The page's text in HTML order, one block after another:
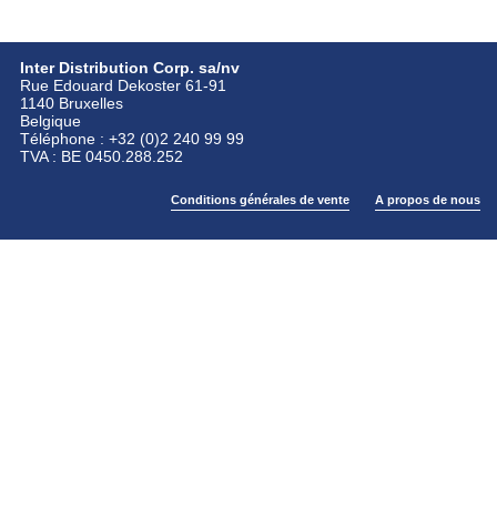
Inter Distribution Corp. sa/nv
Rue Edouard Dekoster 61-91
1140 Bruxelles
Belgique
Téléphone : +32 (0)2 240 99 99
TVA : BE 0450.288.252
Conditions générales de vente A propos de nous